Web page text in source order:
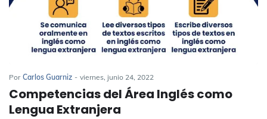
Por Carlos Guarniz - viernes, junio 24, 2022
Competencias del Área Inglés como
Lengua Extranjera